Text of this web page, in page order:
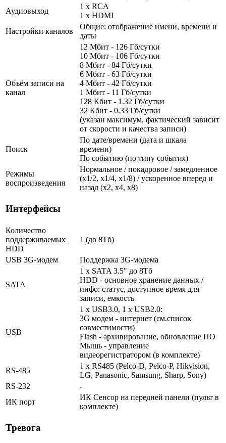
Аудиовыход
1 x RCA
1 x HDMI
Настройки каналов
Общие: отображение имени, времени и
даты
Объём записи на
канал
12 Мбит - 126 Гб/сутки
10 Мбит - 106 Гб/сутки
8 Мбит - 84 Гб/сутки
6 Мбит - 63 Гб/сутки
4 Мбит - 42 Гб/сутки
1 Мбит - 11 Гб/сутки
128 Кбит - 1.32 Гб/сутки
32 Кбит - 0.33 Гб/сутки
(указан максимум, фактический зависит
от скорости и качества записи)
Поиск
По дате/времени (дата и шкала
времени)
По событию (по типу события)
Режимы
воспроизведения
Нормальное / покадровое / замедленное
(х1/2, х1/4, х1/8) / ускоренное вперед и
назад (х2, х4, х8)
Интерфейсы
Количество
поддерживаемых
HDD
1 (до 8Тб)
USB 3G-модем Поддержка 3G-модема
SATA
1 x SATA 3.5" до 8Тб
HDD - основное хранение данных /
инфо: статус, доступное время для
записи, емкость
USB
1 x USB3.0, 1 x USB2.0:
3G модем - интернет (cм.список
совместимости)
Flash - архивирование, обновление ПО
Мышь - управление
видеорегистратором (в комплекте)
RS-485
1 x RS485 (Pelco-D, Pelco-P, Hikvision,
LG, Panasonic, Samsung, Sharp, Sony)
RS-232
-
ИК порт
ИК Сенсор на передней панели (пульт в
комплекте)
Тревога